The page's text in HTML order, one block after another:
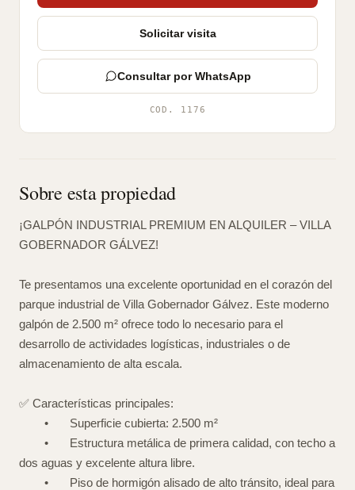
Sobre esta propiedad
¡GALPÓN INDUSTRIAL PREMIUM EN ALQUILER – VILLA
GOBERNADOR GÁLVEZ!
Te presentamos una excelente oportunidad en el corazón del
parque industrial de Villa Gobernador Gálvez. Este moderno
galpón de 2.500 m² ofrece todo lo necesario para el
desarrollo de actividades logísticas, industriales o de
almacenamiento de alta escala.
✅ Características principales:
•
Superficie cubierta: 2.500 m²
•
Estructura metálica de primera calidad, con techo a
dos aguas y excelente altura libre.
•
Piso de hormigón alisado de alto tránsito, ideal para
Solicitar visita
Consultar por WhatsApp
COD. 1176